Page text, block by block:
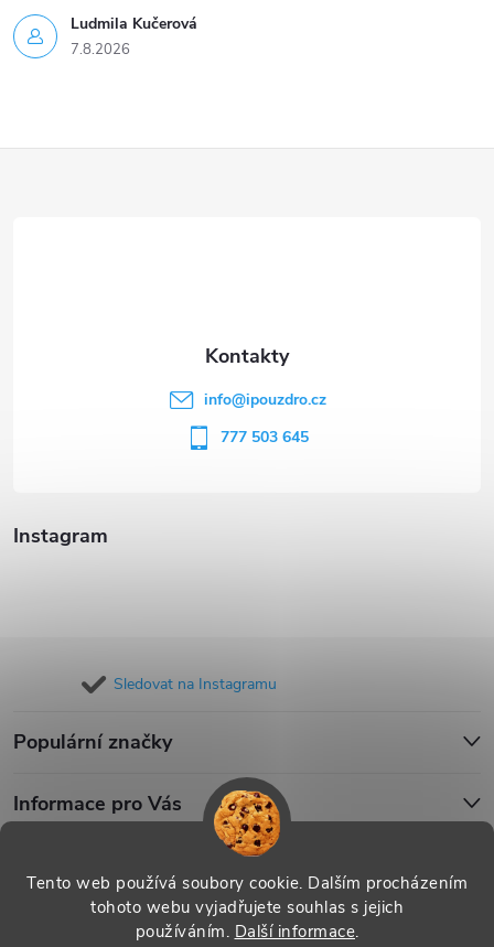
Tento web používá soubory cookie. Dalším procházením
tohoto webu vyjadřujete souhlas s jejich
používáním. Další informace.
Ludmila Kučerová
7.8.2026
Instagram
Sledovat na Instagramu
Populární značky
Informace pro Vás
info@ipouzdro.cz
777 503 645